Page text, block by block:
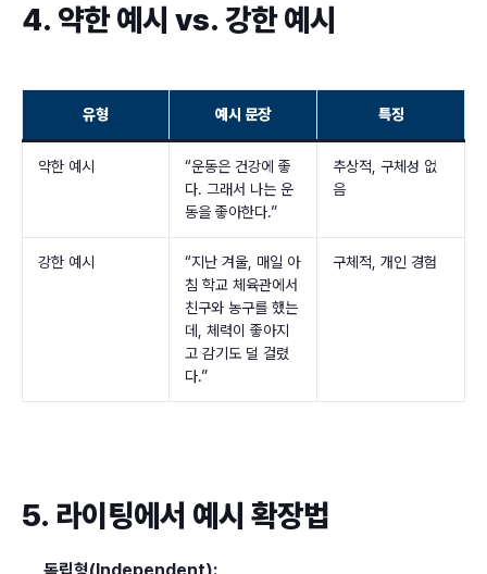
4. 약한 예시 vs. 강한 예시
유형 예시 문장 특징
약한 예시
“운동은 건강에 좋
다. 그래서 나는 운
동을 좋아한다.”
추상적, 구체성 없
음
강한 예시
“지난 겨울, 매일 아
침 학교 체육관에서
친구와 농구를 했는
데, 체력이 좋아지
고 감기도 덜 걸렸
다.”
구체적, 개인 경험
5. 라이팅에서 예시 확장법